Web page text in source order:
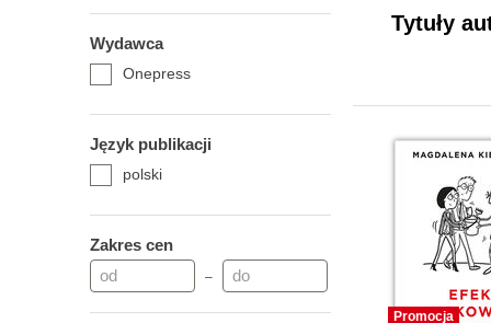
Wydawca
Onepress
Język publikacji
polski
Zakres cen
–
poziomie
Jest
publikacji
Tytuły
Promocja